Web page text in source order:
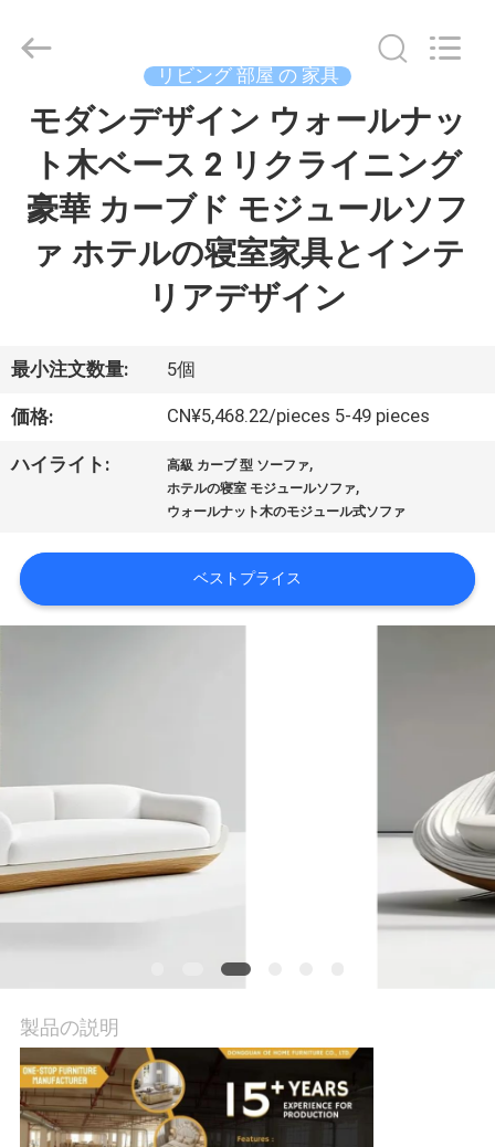
ホ
ム
ビ
デ
VR
シ
企
業
情
報
会
社
案
内
2026
Furniture
Reserved.
リビング 部屋 の 家具
モダンデザイン ウォールナッ
ト木ベース 2 リクライニング
豪華 カーブド モジュールソフ
ァ ホテルの寝室家具とインテ
リアデザイン
最小注文数量: 5個
価格: CN¥5,468.22/pieces 5-49 pieces
ハイライト: 高級 カーブ 型 ソーファ,
ホテルの寝室 モジュールソファ,
ウォールナット木のモジュール式ソファ
ベストプライス
製品の説明